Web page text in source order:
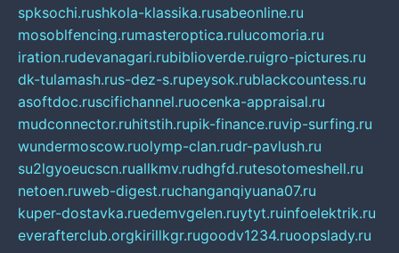
spksochi.rushkola-klassika.rusabeonline.ru
mosoblfencing.rumasteroptica.rulucomoria.ru
iration.rudevanagari.rubiblioverde.ruigro-pictures.ru
dk-tulamash.rus-dez-s.rupeysok.rublackcountess.ru
asoftdoc.ruscifichannel.ruocenka-appraisal.ru
mudconnector.ruhitstih.rupik-finance.ruvip-surfing.ru
wundermoscow.ruolymp-clan.rudr-pavlush.ru
su2lgyoeucscn.ruallkmv.rudhgfd.rutesotomeshell.ru
netoen.ruweb-digest.ruchanganqiyuana07.ru
kuper-dostavka.ruedemvgelen.ruytyt.ruinfoelektrik.ru
everafterclub.orgkirillkgr.rugoodv1234.ruoopslady.ru